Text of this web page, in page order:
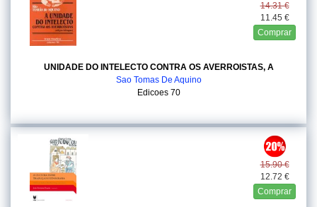
14.31 €
11.45 €
Comprar
UNIDADE DO INTELECTO CONTRA OS AVERROISTAS, A
Sao Tomas De Aquino
Edicoes 70
15.90 €
12.72 €
Comprar